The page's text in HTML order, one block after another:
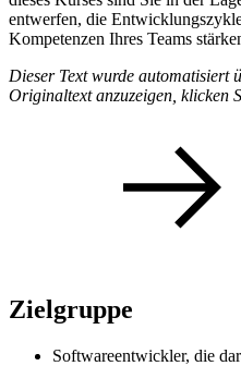
entwerfen, die
Kompetenzen Ihres Teams
Dieser Text wurde automatisiert
Originaltext anzuzeigen, klicken
Zielgruppe
Softwareentwickler, die